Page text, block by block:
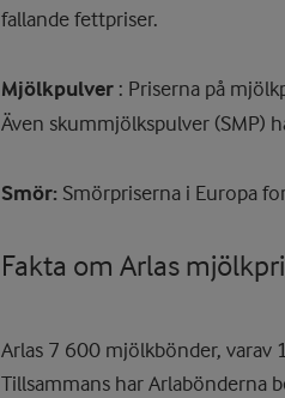
fallande fettpriser.
Mjölkpulver: Priserna på
Även skummjölkspulver (SMP)
Smör: Smörpriserna i Europa
Fakta om Arlas
Arlas 7 600 mjölkbönder, varav
Tillsammans har Arlabönderna